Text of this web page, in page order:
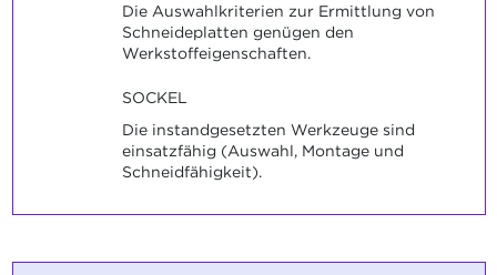
Die Auswahlkriterien zur Ermittlung von
Schneideplatten genügen den
Werkstoffeigenschaften.
SOCKEL
Die instandgesetzten Werkzeuge sind
einsatzfähig (Auswahl, Montage und
Schneidfähigkeit).